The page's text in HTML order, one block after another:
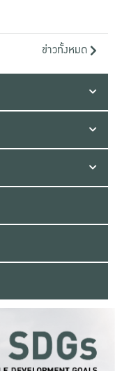
ข่าวทั้งหมด